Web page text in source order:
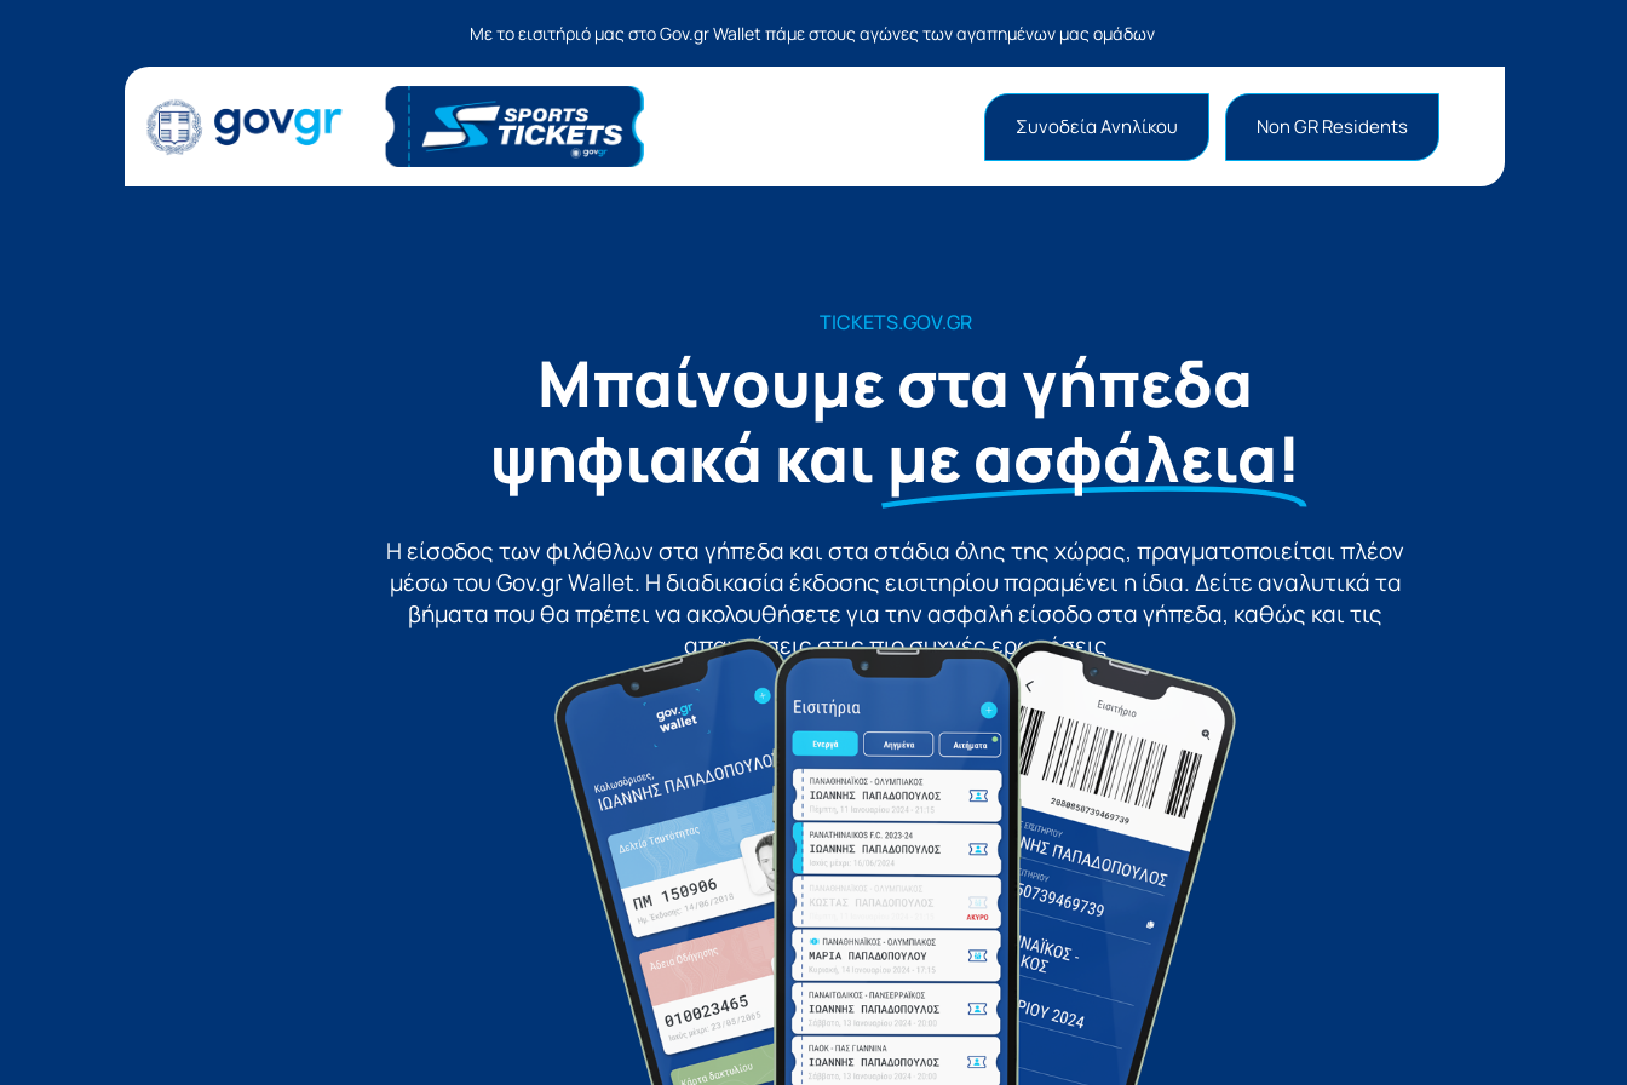
Με το εισιτήριό μας στο Gov.gr Wallet πάμε στους αγώνες των αγαπημένων μας ομάδων
Συνοδεία Ανηλίκου Non GR Residents
TICKETS.GOV.GR
Μπαίνουμε στα γήπεδα
ψηφιακά και με ασφάλεια!
Η είσοδος των φιλάθλων στα γήπεδα και στα στάδια όλης της χώρας, πραγματοποιείται πλέον
μέσω του Gov.gr Wallet. Η διαδικασία έκδοσης εισιτηρίου παραμένει η ίδια. Δείτε αναλυτικά τα
βήματα που θα πρέπει να ακολουθήσετε για την ασφαλή είσοδο στα γήπεδα, καθώς και τις
απαντήσεις στις πιο συχνές ερωτήσεις